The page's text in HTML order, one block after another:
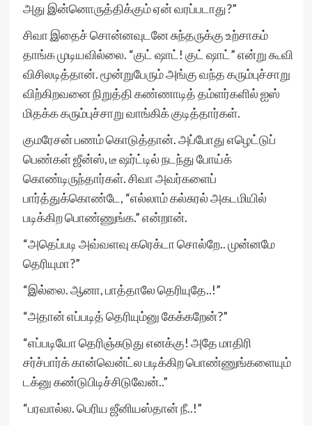
அது இன்னொருத்திக்கும் ஏன் வரப்படாது?”
சிவா இதைச் சொன்னவுடனே சுந்தருக்கு உற்சாகம்
தாங்க முடியவில்லை. “குட் ஷாட்! குட் ஷாட்” என்று கூவி
விசிலடித்தான். மூன்றுபேரும் அங்கு வந்த கரும்புச்சாறு
விற்கிறவனை நிறுத்தி கண்ணாடித் தம்ளர்களில் ஐஸ்
மிதக்க கரும்புச்சாறு வாங்கிக் குடித்தார்கள்.
குமரேசன் பணம் கொடுத்தான். அப்போது எழெட்டுப்
பெண்கள் ஜீன்ஸ், டீ ஷர்ட்டில் நடந்து போய்க்
கொண்டிருந்தார்கள். சிவா அவர்களைப்
பார்த்துக்கொண்டே, “எல்லாம் கல்சுரல் அகடமியில்
படிக்கிற பொண்ணுங்க.” என்றான்.
“அதெப்படி அவ்வளவு கரெக்டா சொல்றே.. முன்னமே
தெரியுமா?”
“இல்லை. ஆனா, பாத்தாலே தெரியுதே..!”
“அதான் எப்படித் தெரியும்னு கேக்கறேன்?”
“எப்படியோ தெரிஞ்சுடுது எனக்கு! அதே மாதிரி
சர்ச்பார்க் கான்வென்ட்ல படிக்கிற பொண்ணுங்களையும்
டக்னு கண்டுபிடிச்சிடுவேன்..”
“பரவால்ல. பெரிய ஜீனியஸ்தான் நீ..!”